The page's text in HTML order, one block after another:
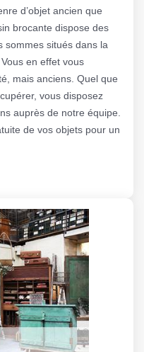
d’objet ancien que
brocante dispose des
sommes situés dans la
en effet vous
mais anciens. Quel que
vous disposez
auprès de notre équipe.
de vos objets pour un